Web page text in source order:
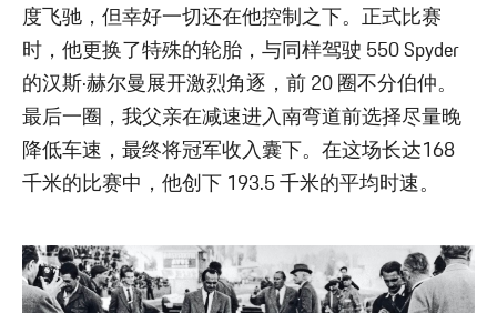
度飞驰，但幸好一切还在他控制之下。正式比赛
时，他更换了特殊的轮胎，与同样驾驶 550 Spyder
的汉斯·赫尔曼展开激烈角逐，前 20 圈不分伯仲。
最后一圈，我父亲在减速进入南弯道前选择尽量晚
降低车速，最终将冠军收入囊下。在这场长达168
千米的比赛中，他创下 193.5 千米的平均时速。